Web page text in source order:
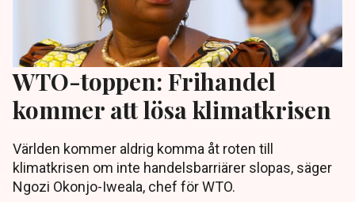
WTO-toppen: Frihandel
kommer att lösa klimatkrisen
Världen kommer aldrig komma åt roten till
klimatkrisen om inte handelsbarriärer slopas, säger
Ngozi Okonjo-Iweala, chef för WTO.